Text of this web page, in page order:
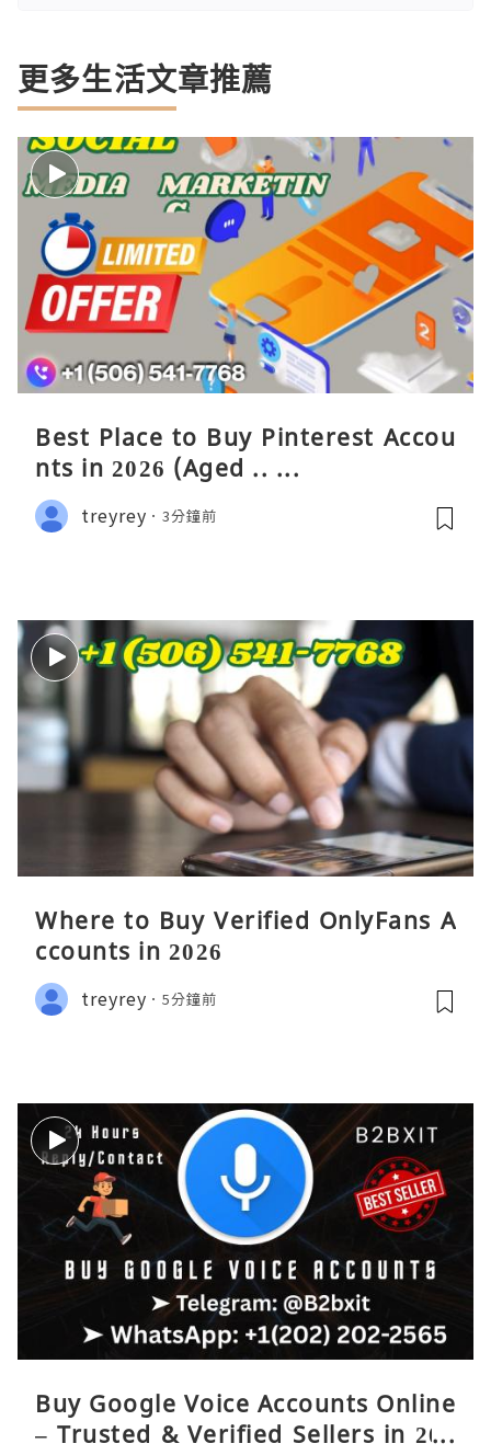
更多生活文章推薦
Best Place to Buy Pinterest Accou
nts in 2026 (Aged .. ...
treyrey 3分鐘前
Where to Buy Verified OnlyFans A
ccounts in 2026
treyrey 5分鐘前
Buy Google Voice Accounts Online
– Trusted & Verified Sellers in 202